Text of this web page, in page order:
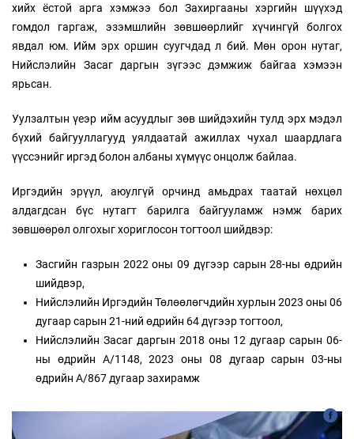
хийх ёстой арга хэмжээ бол Захиргааны хэргийн шүүхэд
гомдол гаргаж, эзэмшлийн зөвшөөрлийг хүчингүй болгох
явдал юм. Ийм эрх оршин суугчдад л бий. Мөн орон нутаг,
Нийслэлийн Засаг даргын зүгээс дэмжиж байгаа хэмээн
ярьсан.
Уулзалтын үеэр ийм асуудлыг зөв шийдэхийн тулд эрх мэдэл
бүхий байгууллагууд уялдаатай ажиллах чухал шаардлага
үүссэнийг иргэд болон албаны хүмүүс онцолж байлаа.
Иргэдийн эрүүл, аюулгүй орчинд амьдрах таатай нөхцөл
алдагдсан бүс нутагт барилга байгууламж нэмж барих
зөвшөөрөл олгохыг хориглосон тогтоол шийдвэр:
Засгийн газрын 2022 оны 09 дүгээр сарын 28-ны өдрийн
шийдвэр,
Нийслэлийн Иргэдийн Төлөөлөгчдийн хурлын 2023 оны 06
дугаар сарын 21-ний өдрийн 64 дүгээр тогтоол,
Нийслэлийн Засаг даргын 2018 оны 12 дугаар сарын 06-
ны өдрийн А/1148, 2023 оны 08 дугаар сарын 03-ны
өдрийн А/867 дугаар захирамж